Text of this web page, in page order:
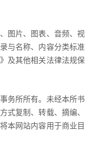
图片、图表、音频、视
与名称、内容分类标准
及其他相关法律法规保
务所所有。未经本所书
式复制、转载、摘编、
本网站内容用于商业目